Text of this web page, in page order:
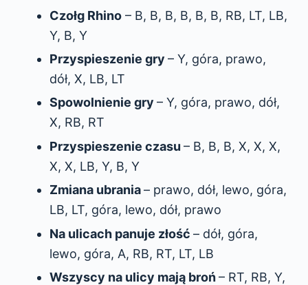
Czołg Rhino– B, B, B, B, B, B, RB, LT, LB,
Y, B, Y
Przyspieszenie gry – Y, góra, prawo,
dół, X, LB, LT
Spowolnienie gry – Y, góra, prawo, dół,
X, RB, RT
Przyspieszenie czasu – B, B, B, X, X, X,
X, X, LB, Y, B, Y
Zmiana ubrania– prawo, dół, lewo, góra,
LB, LT, góra, lewo, dół, prawo
Na ulicach panuje złość – dół, góra,
lewo, góra, A, RB, RT, LT, LB
Wszyscy na ulicy mają broń– RT, RB, Y,